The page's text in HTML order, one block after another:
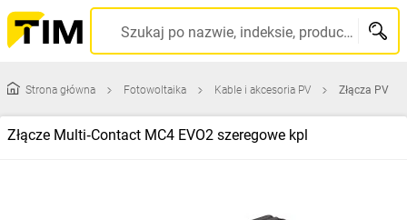
Szukaj po nazwie, indeksie, producencie, kodzie kreskowym...
Strona główna Fotowoltaika Kable i akcesoria PV Złącza PV
Złącze Multi‑Contact MC4 EVO2 szeregowe kpl